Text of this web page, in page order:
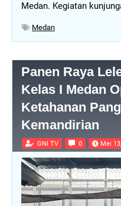
Medan. Kegiatan
Medan
Panen Raya
Kelas I Medan
Ketahanan
Kemandirian
GNI TV 0 Mei